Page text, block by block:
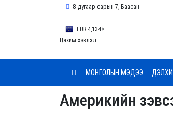
8 дугаар сарын 7, Баасан
EUR 4,134₮
Цахим хэвлэл
МОНГОЛЫН МЭДЭЭ
Америкийн